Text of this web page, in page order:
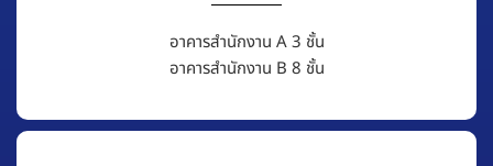
อาคารสำนักงาน A 3 ชั้น
อาคารสำนักงาน B 8 ชั้น